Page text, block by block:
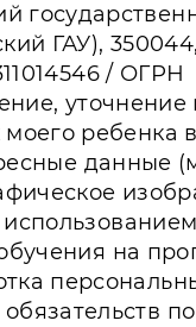
ГАУ), 350044,
/ ОГРН
уточнение
ребенка
данные
на
по